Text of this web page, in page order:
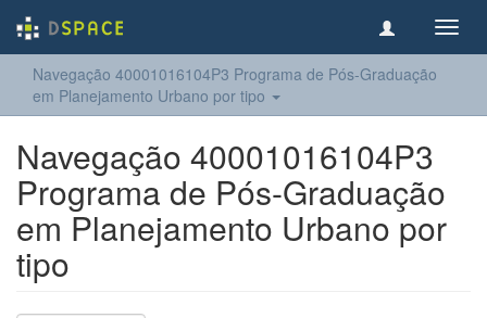
Navegação 40001016104P3 Programa de Pós-Graduação
em Planejamento Urbano por tipo
Navegação 40001016104P3
Programa de Pós-Graduação
em Planejamento Urbano por
tipo